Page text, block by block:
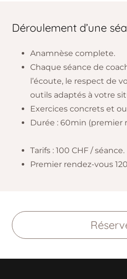
Déroulement d’une
Anamnèse complete.
Chaque séance de
l’écoute, le respect de
outils adaptés à votre
Exercices concrets et
Durée : 60min (premier
Tarifs : 100 CHF / séance.
Premier rendez-vous